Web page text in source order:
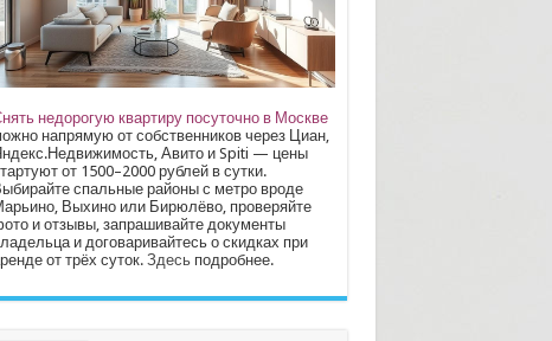
недорогую квартиру посуточно в Москве
напрямую от собственников через Циан,
Авито и Spiti — цены
от 1500–2000 рублей в сутки.
спальные районы с метро вроде
Выхино или Бирюлёво, проверяйте
и отзывы, запрашивайте документы
и договаривайтесь о скидках при
от трёх суток. Здесьподробнее.